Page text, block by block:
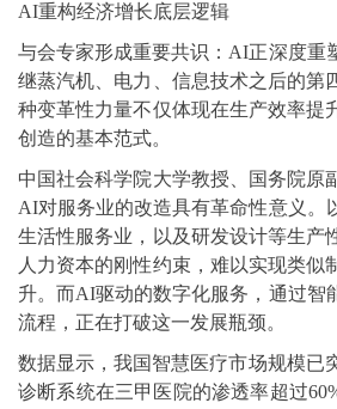
AI重构经济增长底层逻辑
与会专家形成重要共识：AI正深度重
继蒸汽机、电力、信息技术之后的第
种变革性力量不仅体现在生产效率提
创造的基本范式。
中国社会科学院大学教授、国务院原
AI对服务业的改造具有革命性意义。
生活性服务业，以及研发设计等生产
人力资本的刚性约束，难以实现类似
升。而AI驱动的数字化服务，通过智
流程，正在打破这一发展瓶颈。
数据显示，我国智慧医疗市场规模已
诊断系统在三甲医院的渗透率超过